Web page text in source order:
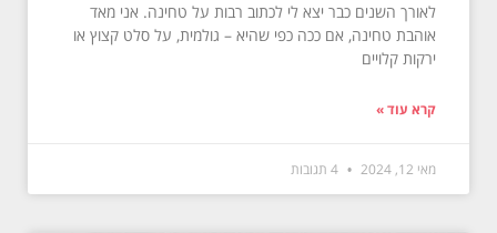
לאורך השנים כבר יצא לי לכתוב רבות על טחינה. אני מאד
אוהבת טחינה, אם ככה כפי שהיא – גולמית, על סלט קצוץ או
ירקות קלויים
קרא עוד »
מאי 12, 2024